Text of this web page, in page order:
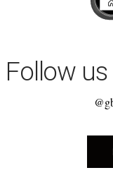
Follow